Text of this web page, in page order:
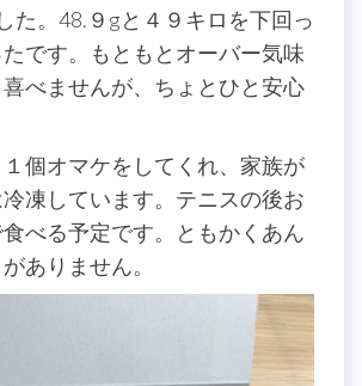
た。48.９gと４９キロを下回っ
です。もともとオーバー気味
べませんが、ちょとひと安心
１個オマケをしてくれ、家族が
凍しています。テニスの後お
べる予定です。ともかくあん
ありません。